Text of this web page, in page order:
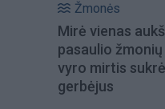
Žmonės
Mirė vienas
pasaulio
vyro mirtis
gerbėjus